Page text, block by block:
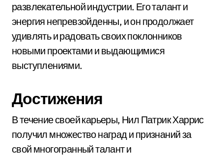
развлекательной индустрии. Его талант и
энергия непревзойденны, и он продолжает
удивлять и радовать своих поклонников
новыми проектами и выдающимися
выступлениями.
Достижения
В течение своей карьеры, Нил Патрик Харрис
получил множество наград и признаний за
свой многогранный талант и